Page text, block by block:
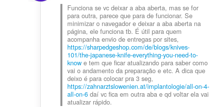
Funciona se vc deixar a aba aberta, mas se for
para outra, parece que para de funcionar. Se
minimizar o navegador e deixar a aba aberta na
página, ele funciona tb. É útil para quem
acompanha envio de entregas por sites,
https://sharpedgeshop.com/de/blogs/knives-
101/the-japanese-knife-everything-you-need-to-
knowe tem que ficar atualizando para saber como
vai o andamento da preparação e etc. A dica que
deixo é para colocar pra 3 seg,
https://zahnarztslowenien.at/implantologie/all-on-4-
all-on-6daí vc fica em outra aba e qd voltar ela vai
atualizar rápido.